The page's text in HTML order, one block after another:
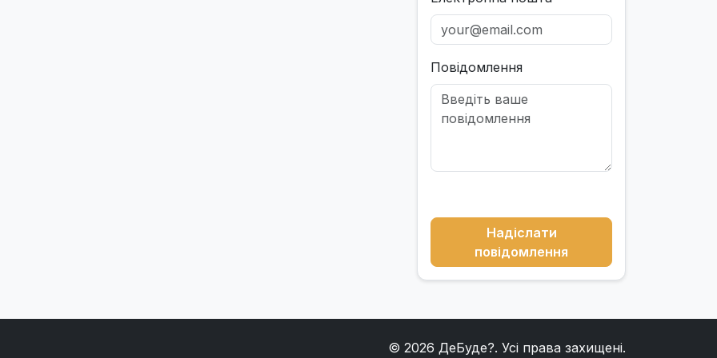
Повідомлення
Надіслати
повідомлення
© 2026 ДеБуде?. Усі права захищені.